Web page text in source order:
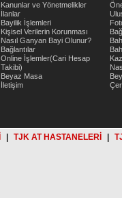
Kanunlar ve Yönetmelikler
İlanlar
Bayilik İşlemleri
Kişisel Verilerin Korunması
Nasıl Ganyan Bayi Olunur?
Bağlantılar
Online İşlemler(Cari Hesap
Takibi)
Beyaz Masa
İletişim
TJK AT HASTANELERİ